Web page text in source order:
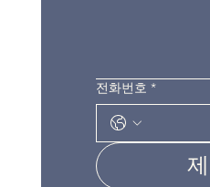
전화번호 *